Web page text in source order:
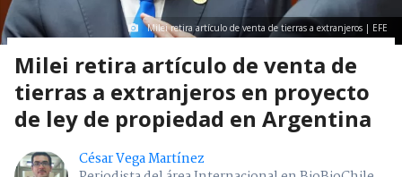
Milei retira artículo de venta de tierras a extranjeros | EFE
Milei retira artículo de venta de
tierras a extranjeros en proyecto
de ley de propiedad en Argentina
César Vega Martínez